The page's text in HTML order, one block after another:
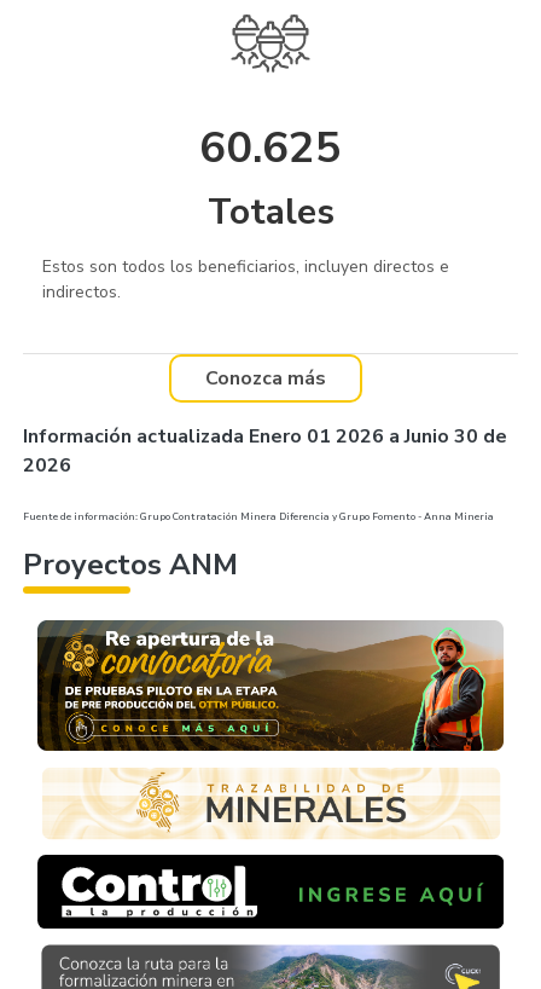
60.625
Totales
Estos son todos los beneficiarios, incluyen directos e
indirectos.
Conozca más
Información actualizada Enero 01 2026 a Junio 30 de
2026
Fuente de información: Grupo Contratación Minera Diferencia y Grupo Fomento - Anna Mineria
Proyectos ANM